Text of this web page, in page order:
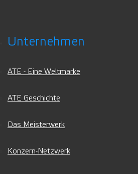
Unternehmen
ATE - Eine Weltmarke
ATE Geschichte
Das Meisterwerk
Konzern-Netzwerk